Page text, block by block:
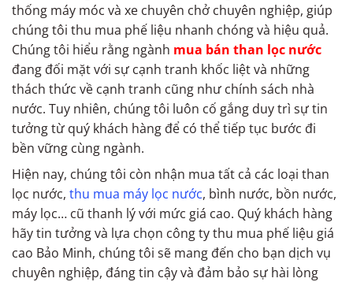
thống máy móc và xe chuyên chở chuyên nghiệp, giúp
chúng tôi thu mua phế liệu nhanh chóng và hiệu quả.
Chúng tôi hiểu rằng ngành mua bán than lọc nước
đang đối mặt với sự cạnh tranh khốc liệt và những
thách thức về cạnh tranh cũng như chính sách nhà
nước. Tuy nhiên, chúng tôi luôn cố gắng duy trì sự tin
tưởng từ quý khách hàng để có thể tiếp tục bước đi
bền vững cùng ngành.
Hiện nay, chúng tôi còn nhận mua tất cả các loại than
lọc nước, thu mua máy lọc nước, bình nước, bồn nước,
máy lọc… cũ thanh lý với mức giá cao. Quý khách hàng
hãy tin tưởng và lựa chọn công ty thu mua phế liệu giá
cao Bảo Minh, chúng tôi sẽ mang đến cho bạn dịch vụ
chuyên nghiệp, đáng tin cậy và đảm bảo sự hài lòng